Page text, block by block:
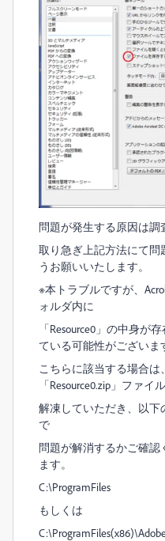
問題が発生する原因は調
取り急ぎ上記方法にて問
うお願いいたします。
※本トラブルですが、
ォルダ内に
「Resource0」の中身が
ている可能性がございま
こちらに該当する場合は
「Resource0.zip」ファイ
解凍していただき、以下
で
問題が解消するかご確認
ます。
C:\ProgramFiles
もしくは